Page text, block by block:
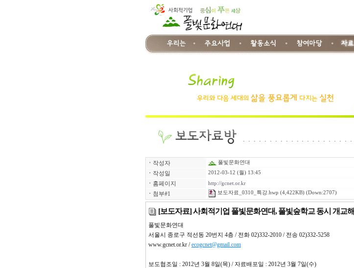
ㆍ 작성자 풀빛문화연대
ㆍ 작성일 2012-03-12 (월) 13:45
ㆍ 홈페이지 http://gcnet.or.kr
ㆍ 첨부#1 보도자료_0310_특강.hwp (4,422KB) (Down:2707)
[보도자료] 사회적기업 풀빛문화연대, 풀빛숲학교 동시 개교해
풀빛문화연대
서울시 종로구 적선동 20번지 4층 / 전화 02)332-2010 / 전송 02)332-5258
www.gcnet.or.kr /ecogcnet@gmail.com
보도협조일 : 2012년 3월 8일(목) / 자료배포일 : 2012년 3월 7일(수)